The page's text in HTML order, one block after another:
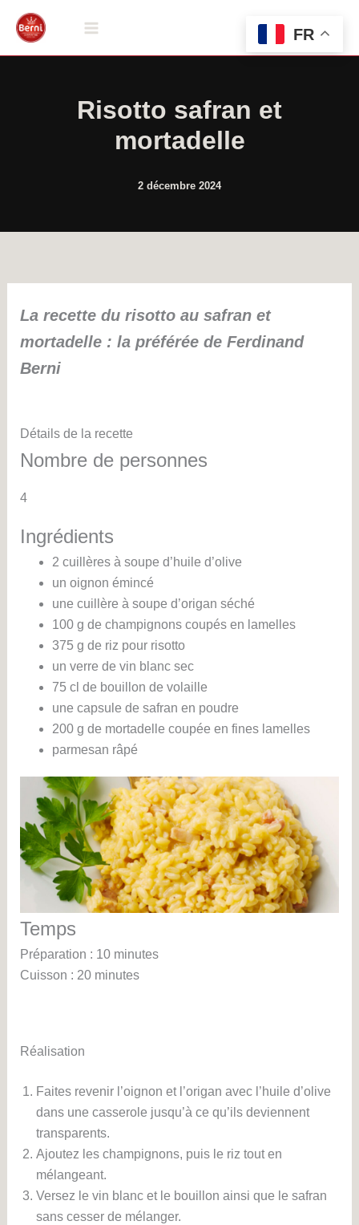
Risotto safran et
mortadelle
2 décembre 2024
La recette du risotto au safran et
mortadelle : la préférée de Ferdinand
Berni
Détails de la recette
Nombre de personnes
4
Ingrédients
2 cuillères à soupe d’huile d’olive
un oignon émincé
une cuillère à soupe d’origan séché
100 g de champignons coupés en lamelles
375 g de riz pour risotto
un verre de vin blanc sec
75 cl de bouillon de volaille
une capsule de safran en poudre
200 g de mortadelle coupée en fines lamelles
parmesan râpé
Temps
Préparation : 10 minutes
Cuisson : 20 minutes
Réalisation
Faites revenir l’oignon et l’origan avec l’huile d’olive
dans une casserole jusqu’à ce qu’ils deviennent
transparents.
Ajoutez les champignons, puis le riz tout en
mélangeant.
Versez le vin blanc et le bouillon ainsi que le safran
sans cesser de mélanger.
FR